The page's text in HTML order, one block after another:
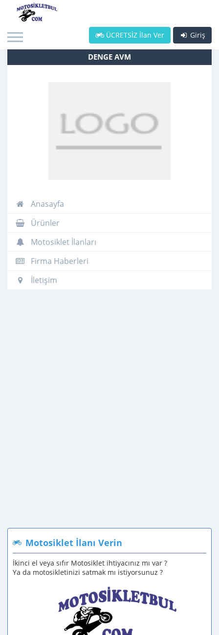
Giriş
ÜCRETSİZ İlan Ver
DENGE AVM
Anasayfa
Ürünler
Motosiklet İlanları
Firma Haberleri
İletişim
Motosiklet İlanı Verin
İkinci el veya sıfır Motosiklet ihtiyacınız mı var ?
Ya da motosikletinizi satmak mı istiyorsunuz ?